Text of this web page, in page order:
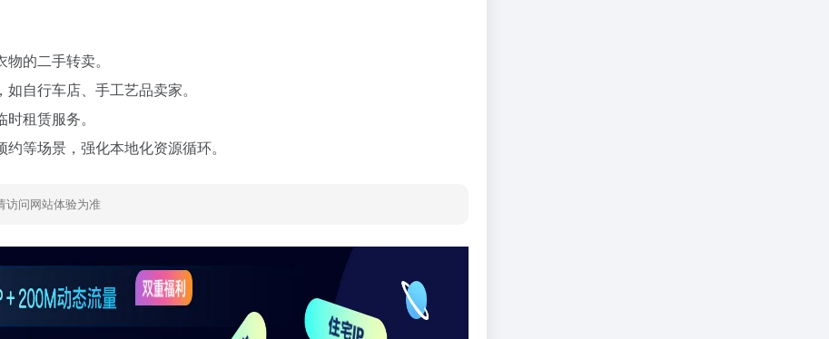
的二手转卖。
自行车店、手工艺品卖家。
租赁服务。
等场景，强化本地化资源循环。
访问网站体验为准